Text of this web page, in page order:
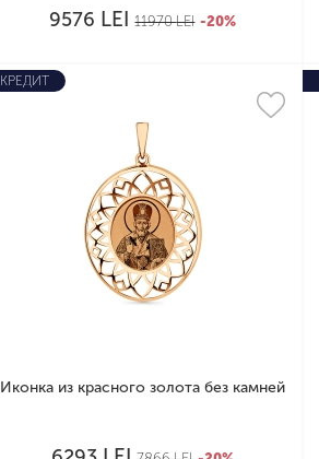
9576 LEI 11970LEI -20%
КРЕДИТ
Иконка из красного золота без камней